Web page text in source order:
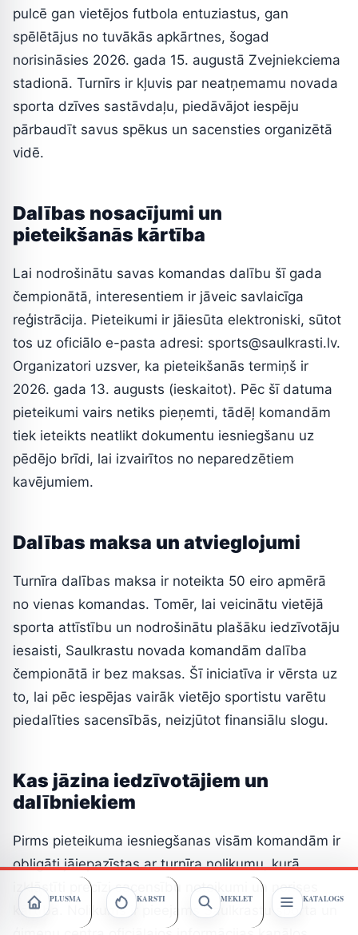
pulcē gan vietējos futbola entuziastus, gan
spēlētājus no tuvākās apkārtnes, šogad
norisināsies 2026. gada 15. augustā Zvejniekciema
stadionā. Turnīrs ir kļuvis par neatņemamu novada
sporta dzīves sastāvdaļu, piedāvājot iespēju
pārbaudīt savus spēkus un sacensties organizētā
vidē.
Dalības nosacījumi un
pieteikšanās kārtība
Lai nodrošinātu savas komandas dalību šī gada
čempionātā, interesentiem ir jāveic savlaicīga
reģistrācija. Pieteikumi ir jāiesūta elektroniski, sūtot
tos uz oficiālo e-pasta adresi: sports@saulkrasti.lv.
Organizatori uzsver, ka pieteikšanās termiņš ir
2026. gada 13. augusts (ieskaitot). Pēc šī datuma
pieteikumi vairs netiks pieņemti, tādēļ komandām
tiek ieteikts neatlikt dokumentu iesniegšanu uz
pēdējo brīdi, lai izvairītos no neparedzētiem
kavējumiem.
Dalības maksa un atvieglojumi
Turnīra dalības maksa ir noteikta 50 eiro apmērā
no vienas komandas. Tomēr, lai veicinātu vietējā
sporta attīstību un nodrošinātu plašāku iedzīvotāju
iesaisti, Saulkrastu novada komandām dalība
čempionātā ir bez maksas. Šī iniciatīva ir vērsta uz
to, lai pēc iespējas vairāk vietējo sportistu varētu
piedalīties sacensībās, neizjūtot finansiālu slogu.
Kas jāzina iedzīvotājiem un
dalībniekiem
Pirms pieteikuma iesniegšanas visām komandām ir
obligāti jāiepazīstas ar turnīra nolikumu, kurā
izklāstīti precīzi sacensību noteikumi un norises
kārtība. Nolikums ir pieejams Saulkrastu sporta un
PLŪSMA KARSTI MEKLĒT KATALOGS